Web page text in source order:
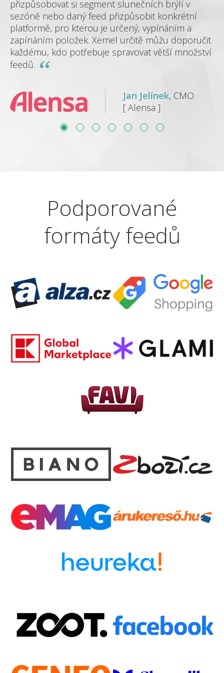
přizpůsobovat si segment slunečních brýlí v
sezóně nebo daný feed přizpůsobit konkrétní
platformě, pro kterou je určený, vypínáním a
zapínáním položek. Xemel určitě můžu doporučit
každému, kdo potřebuje spravovat větší množství
feedů.
Jan Jelínek, CMO
[ Alensa ]
Podporované
formáty feedů